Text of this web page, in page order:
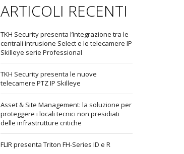
ARTICOLI RECENTI
TKH Security presenta l’integrazione tra le
centrali intrusione Select e le telecamere IP
Skilleye serie Professional
TKH Security presenta le nuove
telecamere PTZ IP Skilleye
Asset & Site Management: la soluzione per
proteggere i locali tecnici non presidiati
delle infrastrutture critiche
FLIR presenta Triton FH-Series ID e R